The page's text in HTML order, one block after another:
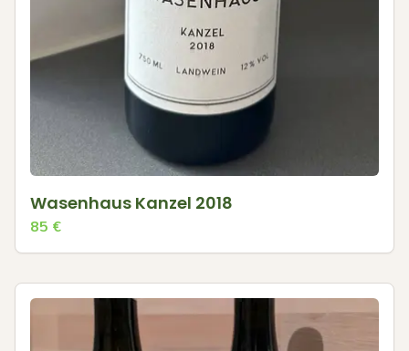
Wasenhaus Kanzel 2018
85 €